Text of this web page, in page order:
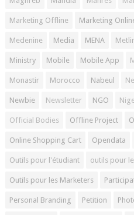
Marketing Offline Marketing
Medenine Media MENA
Ministry Mobile Mobile App
Monastir Morocco Nabeul
Newbie Newsletter NGO
Official Bodies Offline Project
Online Shopping Cart Opendata
Outils pour l'étudiant outils pour
Outils pour les Marketers
Personal Branding Petition